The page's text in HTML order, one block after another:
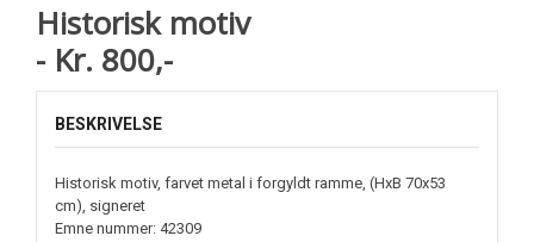
Historisk motiv
- Kr. 800,-
BESKRIVELSE
Historisk motiv, farvet metal i forgyldt ramme, (HxB 70x53
cm), signeret
Emne nummer: 42309